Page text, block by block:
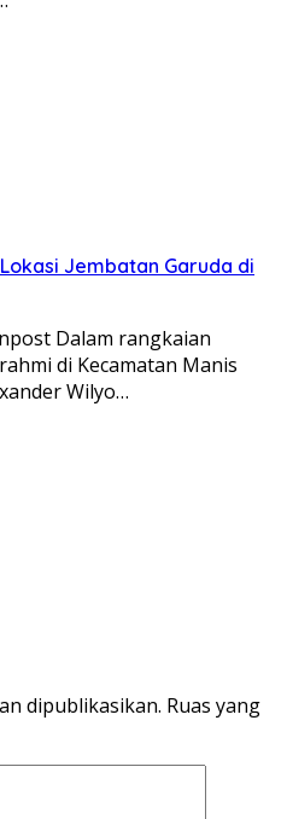
Jembatan Garuda di
Dalam rangkaian
di Kecamatan Manis
Wilyo…
dipublikasikan. Ruas yang